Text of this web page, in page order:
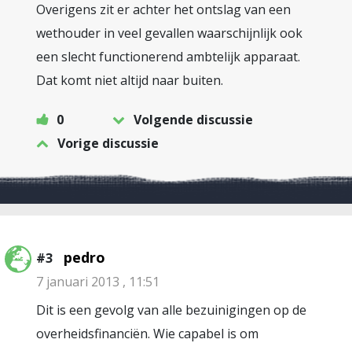
Overigens zit er achter het ontslag van een
wethouder in veel gevallen waarschijnlijk ook
een slecht functionerend ambtelijk apparaat.
Dat komt niet altijd naar buiten.
0
Volgende discussie
Vorige discussie
#3 pedro
7 januari 2013 , 11:51
Dit is een gevolg van alle bezuinigingen op de
overheidsfinanciën. Wie capabel is om